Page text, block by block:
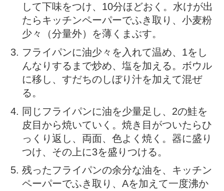
して下味をつけ、10分ほどおく。水けが出
たらキッチンペーパーでふき取り、小麦粉
少々（分量外）を薄くまぶす。
フライパンに油少々を入れて温め、1をし
んなりするまで炒め、塩を加える。ボウル
に移し、すだちのしぼり汁を加えて混ぜ
る。
同じフライパンに油を少量足し、2の鮭を
皮目から焼いていく。焼き目がついたらひ
っくり返し、両面、色よく焼く。器に盛り
つけ、その上に3を盛りつける。
残ったフライパンの余分な油を、キッチン
ペーパーでふき取り、Aを加えて一度沸か